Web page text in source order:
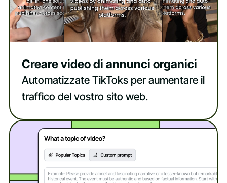
Creare video di annunci organici
Automatizzate TikToks per aumentare il
traffico del vostro sito web.